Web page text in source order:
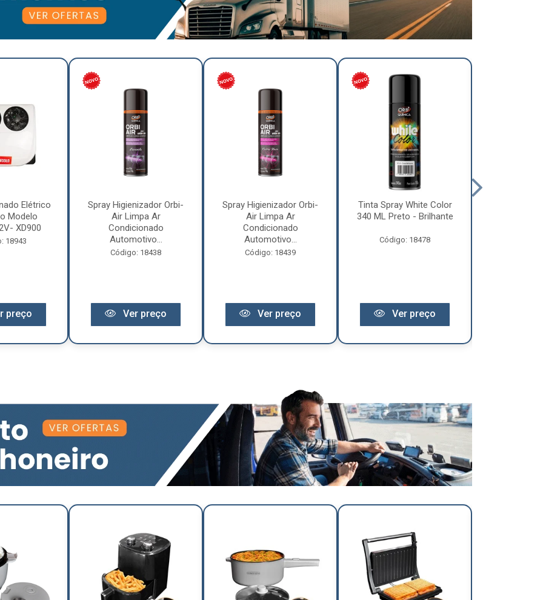
Elétrico
Modelo
XD900
18943
preço
Spray Higienizador Orbi-
Air Limpa Ar
Condicionado
Automotivo...
Código: 18438
Ver preço
Spray Higienizador Orbi-
Air Limpa Ar
Condicionado
Automotivo...
Código: 18439
Ver preço
Tinta Spray White Color
340 ML Preto - Brilhante
Código: 18478
Ver preço